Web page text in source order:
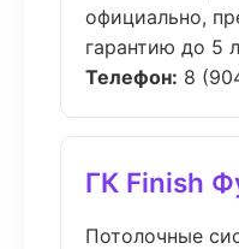
официально,
гарантию до 5
Телефон: 8
ГК Finish
Потолочные